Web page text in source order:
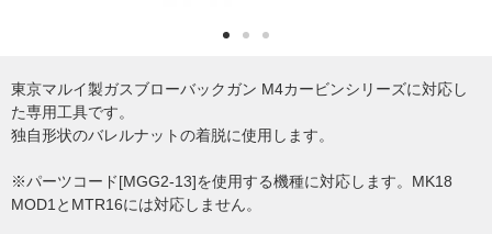
東京マルイ製ガスブローバックガン M4カービンシリーズに対応し
た専用工具です。
独自形状のバレルナットの着脱に使用します。
※パーツコード[MGG2-13]を使用する機種に対応します。MK18
MOD1とMTR16には対応しません。